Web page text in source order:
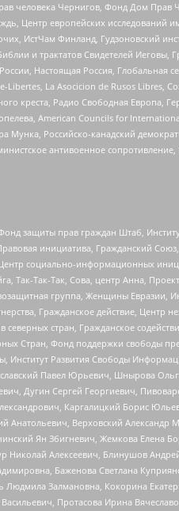
человека Чернигов, Фонд Дом Прав
Центр европейских исследований
ИстЧам Финланд, Гудзоновский
и трактатов Свидетелей Иеговы,
Настоящая Россия, Глобальная
La Asocicion de Rusos Libres,
креста, Радио Свободная Европа,
American Councils for
Российско-канадский
антивоенное сопротивление,
защиты прав граждан Штаб,
инициатива, Гражданский
социально-информационных
Так-Так, Сова, центр Анна,
группа, Женщины Евразии,
Гражданское действие, Центр
стран, Гражданское
Стран, Фонд поддержки свободы
Институт Развития Свободы
Павел Юрьевич, Шнырова
Дугин Сергей Георгиевич,
Каргалицкий Борис
Анатольевич, Верховский Александр
Ян Збигневич, Жемкова Елена
Николай Алексеевич, Блинушов
Баженова Светлана
Людмила Залмановна, Кокорина
Протасова Ирина